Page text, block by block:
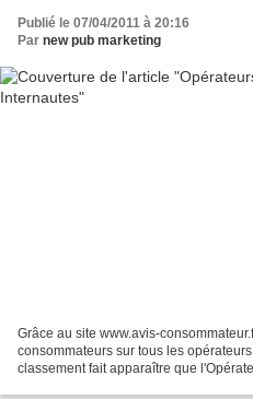
Publié le 07/04/2011 à 20:16
Par new pub marketing
Grâce au site www.avis-
consommateurs sur tous les
classement fait apparaître que